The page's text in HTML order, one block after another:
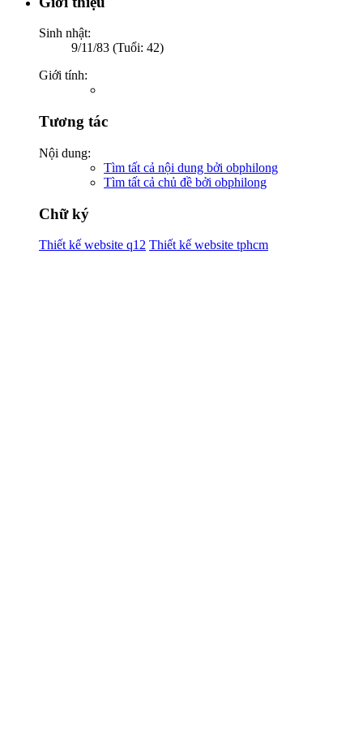
Sinh nhật:
9/11/83 (Tuổi: 42)
Giới tính:
Tương tác
Nội dung:
Tìm tất cả nội dung bởi obphilong
Tìm tất cả chủ đề bởi obphilong
Chữ ký
Thiết kế website q12 Thiết kế website tphcm